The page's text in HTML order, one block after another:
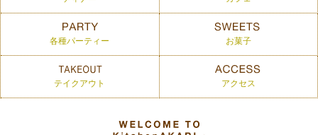
各種パーティー お菓子
テイクアウト アクセス